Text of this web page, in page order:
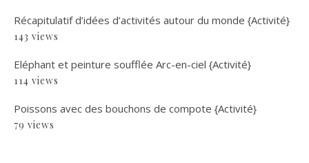
Récapitulatif d’idées d’activités autour du monde {Activité}
143 views
Eléphant et peinture soufflée Arc-en-ciel {Activité}
114 views
Poissons avec des bouchons de compote {Activité}
79 views